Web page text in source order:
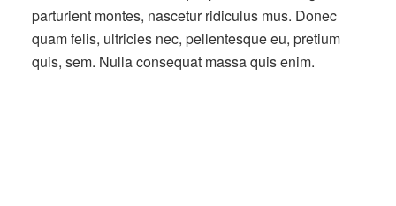
parturient montes, nascetur ridiculus mus. Donec
quam felis, ultricies nec, pellentesque eu, pretium
quis, sem. Nulla consequat massa quis enim.